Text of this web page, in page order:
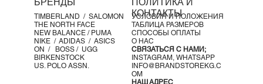
Цвет: Summit White / Light Bone / University Gold /
Phantom
Артикул:FQ9065-100
Происхождение модели Blazer:
Впервые представленные в 1972 году как баскетбольные
кроссовки,Blazerсо временем превратились в культовую
модель для скейтеров и любителей уличного стиля.
TIMBERLAND / SALOMON
THE NORTH FACE
NEW BALANCE / PUMA
NIKE / ADIDAS / ASICS
ON / BOSS / UGG
BIRKENSTOCK
US. POLO ASSN.
КОНТАКТЫ
УСЛОВИЯ И ПОЛОЖЕНИЯ
ТАБЛИЦА РАЗМЕРОВ
СПОСОБЫ ОПЛАТЫ
О НАС
СВЯЗАТЬСЯ С НАМИ;
INSTAGRAM, WHATSAPP
INFO@BRANDSTOREKG.C
OM
НАШ АДРЕС